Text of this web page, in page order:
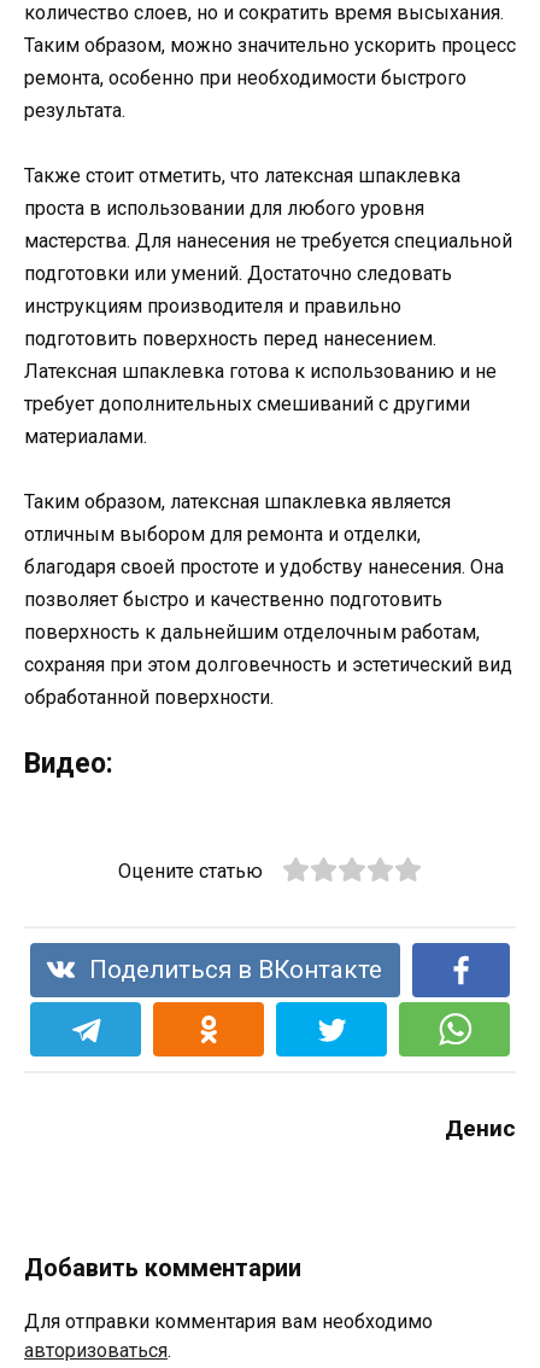
количество слоев, но и сократить время высыхания.
Таким образом, можно значительно ускорить процесс
ремонта, особенно при необходимости быстрого
результата.
Также стоит отметить, что латексная шпаклевка
проста в использовании для любого уровня
мастерства. Для нанесения не требуется специальной
подготовки или умений. Достаточно следовать
инструкциям производителя и правильно
подготовить поверхность перед нанесением.
Латексная шпаклевка готова к использованию и не
требует дополнительных смешиваний с другими
материалами.
Таким образом, латексная шпаклевка является
отличным выбором для ремонта и отделки,
благодаря своей простоте и удобству нанесения. Она
позволяет быстро и качественно подготовить
поверхность к дальнейшим отделочным работам,
сохраняя при этом долговечность и эстетический вид
обработанной поверхности.
Видео:
Оцените статью
Поделиться в ВКонтакте
Денис
Добавить комментарии
Для отправки комментария вам необходимо
авторизоваться.